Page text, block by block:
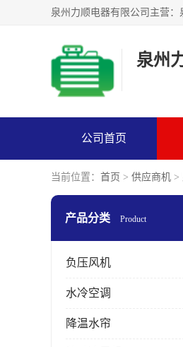
泉州
公司首页
当前位置： 首页 > 供应商机 >
产品分类 Product
负压风机
水冷空调
降温水帘